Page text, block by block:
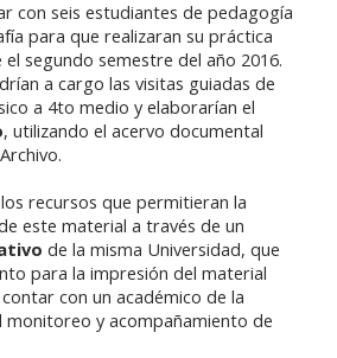
con seis estudiantes de pedagogía
para que realizaran su práctica
segundo semestre del año 2016.
a cargo las visitas guiadas de
a 4to medio y elaborarían el
, utilizando el acervo documental
recursos que permitieran la
este material a través de un
de la misma Universidad, que
para la impresión del material
con un académico de la
monitoreo y acompañamiento de